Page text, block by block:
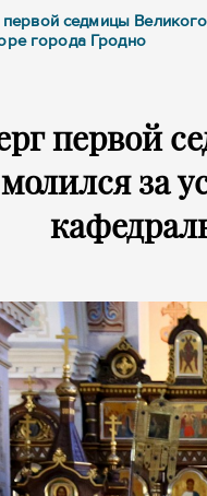
первой седмицы
города Гродно
первой
за